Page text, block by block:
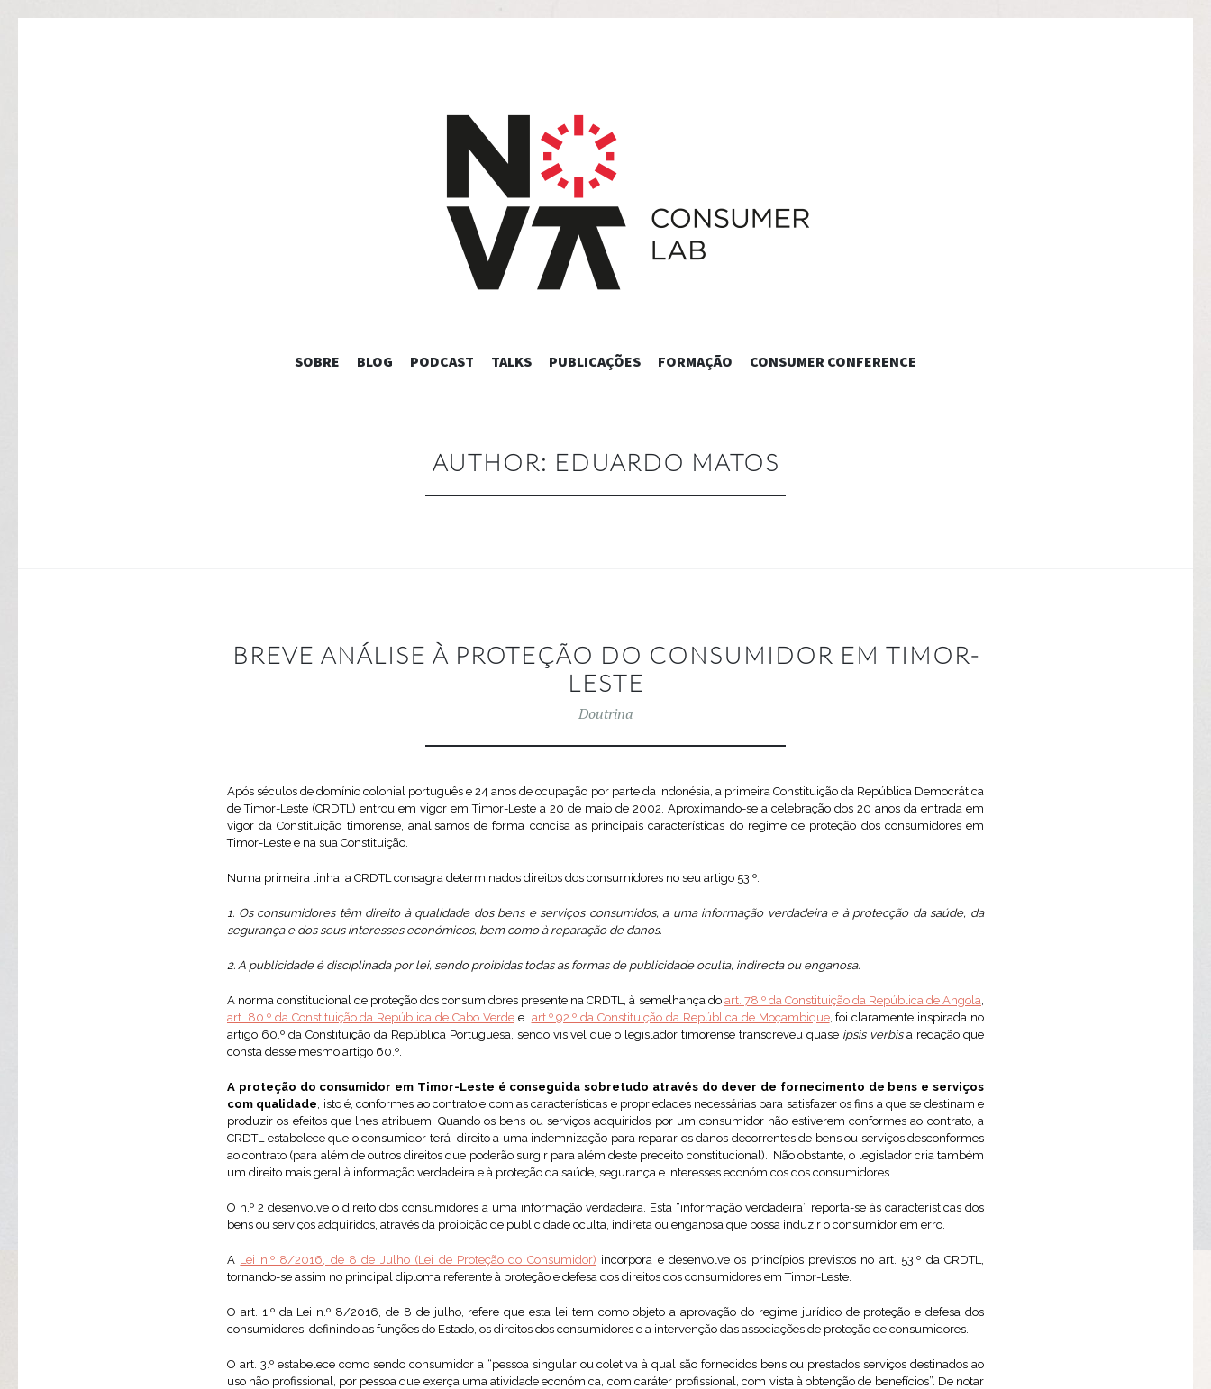
SKIP
SOBRE BLOG PODCAST TALKS PUBLICAÇÕES FORMAÇÃO CONSUMER CONFERENCE
AUTHOR: EDUARDO MATOS
BREVE ANÁLISE À PROTEÇÃO DO CONSUMIDOR EM TIMOR-
LESTE
Doutrina
Após séculos de domínio colonial português e 24 anos de ocupação por parte da Indonésia, a primeira Constituição da República Democrática
de Timor-Leste (CRDTL) entrou em vigor em Timor-Leste a 20 de maio de 2002. Aproximando-se a celebração dos 20 anos da entrada em
vigor da Constituição timorense, analisamos de forma concisa as principais características do regime de proteção dos consumidores em
Timor-Leste e na sua Constituição.
Numa primeira linha, a CRDTL consagra determinados direitos dos consumidores no seu artigo 53.º:
1. Os consumidores têm direito à qualidade dos bens e serviços consumidos, a uma informação verdadeira e à protecção da saúde, da
segurança e dos seus interesses económicos, bem como à reparação de danos.
2. A publicidade é disciplinada por lei, sendo proibidas todas as formas de publicidade oculta, indirecta ou enganosa.
A norma constitucional de proteção dos consumidores presente na CRDTL, à semelhança do art. 78.º da Constituição da República de Angola,
art. 80.º da Constituição da República de Cabo Verdee art.º 92.º da Constituição da República de Moçambique, foi claramente inspirada no
artigo 60.º da Constituição da República Portuguesa, sendo visível que o legislador timorense transcreveu quase ipsis verbisa redação que
consta desse mesmo artigo 60.º.
A proteção do consumidor em Timor-Leste é conseguida sobretudo através do dever de fornecimento de bens e serviços
com qualidade, isto é, conformes ao contrato e com as características e propriedades necessárias para satisfazer os fins a que se destinam e
produzir os efeitos que lhes atribuem. Quando os bens ou serviços adquiridos por um consumidor não estiverem conformes ao contrato, a
CRDTL estabelece que o consumidor terá direito a uma indemnização para reparar os danos decorrentes de bens ou serviços desconformes
ao contrato (para além de outros direitos que poderão surgir para além deste preceito constitucional). Não obstante, o legislador cria também
um direito mais geral à informação verdadeira e à proteção da saúde, segurança e interesses económicos dos consumidores.
O n.º 2 desenvolve o direito dos consumidores a uma informação verdadeira. Esta “informação verdadeira” reporta-se às características dos
bens ou serviços adquiridos, através da proibição de publicidade oculta, indireta ou enganosa que possa induzir o consumidor em erro.
A Lei n.º 8/2016, de 8 de Julho (Lei de Proteção do Consumidor) incorpora e desenvolve os princípios previstos no art. 53.º da CRDTL,
tornando-se assim no principal diploma referente à proteção e defesa dos direitos dos consumidores em Timor-Leste.
O art. 1.º da Lei n.º 8/2016, de 8 de julho, refere que esta lei tem como objeto a aprovação do regime jurídico de proteção e defesa dos
consumidores, definindo as funções do Estado, os direitos dos consumidores e a intervenção das associações de proteção de consumidores.
O art. 3.º estabelece como sendo consumidor a “pessoa singular ou coletiva à qual são fornecidos bens ou prestados serviços destinados ao
uso não profissional, por pessoa que exerça uma atividade económica, com caráter profissional, com vista à obtenção de benefícios”. De notar